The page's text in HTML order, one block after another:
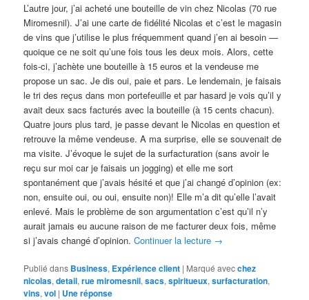
L’autre jour, j’ai acheté une bouteille de vin chez Nicolas (70 rue
Miromesnil). J’ai une carte de fidélité Nicolas et c’est le magasin
de vins que j’utilise le plus fréquemment quand j’en ai besoin —
quoique ce ne soit qu’une fois tous les deux mois. Alors, cette
fois-ci, j’achète une bouteille à 15 euros et la vendeuse me
propose un sac. Je dis oui, paie et pars. Le lendemain, je faisais
le tri des reçus dans mon portefeuille et par hasard je vois qu’il y
avait deux sacs facturés avec la bouteille (à 15 cents chacun).
Quatre jours plus tard, je passe devant le Nicolas en question et
retrouve la même vendeuse. A ma surprise, elle se souvenait de
ma visite. J’évoque le sujet de la surfacturation (sans avoir le
reçu sur moi car je faisais un jogging) et elle me sort
spontanément que j’avais hésité et que j’ai changé d’opinion (ex:
non, ensuite oui, ou oui, ensuite non)! Elle m’a dit qu’elle l’avait
enlevé. Mais le problème de son argumentation c’est qu’il n’y
aurait jamais eu aucune raison de me facturer deux fois, même
si j’avais changé d’opinion.Continuer la lecture →
Publié dans Business, Expérience client | Marqué avecchez
nicolas,detail,rue miromesnil,sacs,spiritueux,surfacturation,
vins,vol | Uneréponse